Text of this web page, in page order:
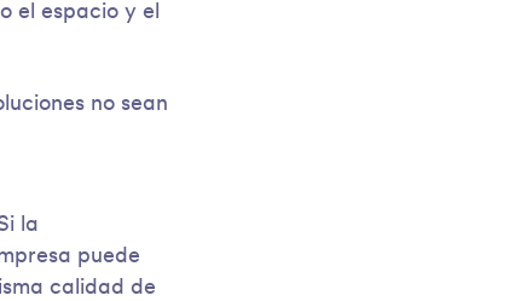
el espacio y el
no sean
la
puede
calidad de